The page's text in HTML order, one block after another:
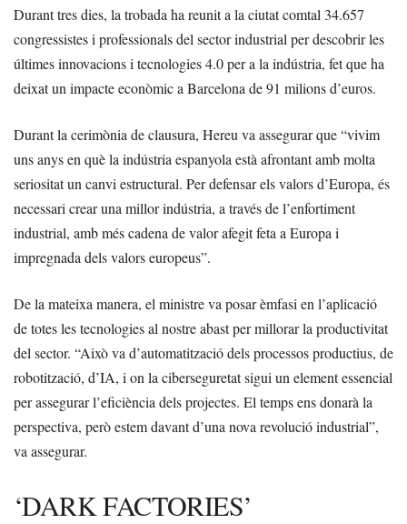
Durant tres dies, la trobada ha reunit a la ciutat comtal 34.657
congressistes i professionals del sector industrial per descobrir les
últimes innovacions i tecnologies 4.0 per a la indústria, fet que ha
deixat un impacte econòmic a Barcelona de 91 milions d’euros.
Durant la cerimònia de clausura, Hereu va assegurar que “vivim
uns anys en què la indústria espanyola està afrontant amb molta
seriositat un canvi estructural. Per defensar els valors d’Europa, és
necessari crear una millor indústria, a través de l’enfortiment
industrial, amb més cadena de valor afegit feta a Europa i
impregnada dels valors europeus”.
De la mateixa manera, el ministre va posar èmfasi en l’aplicació
de totes les tecnologies al nostre abast per millorar la productivitat
del sector. “Això va d’automatització dels processos productius, de
robotització, d’IA, i on la ciberseguretat sigui un element essencial
per assegurar l’eficiència dels projectes. El temps ens donarà la
perspectiva, però estem davant d’una nova revolució industrial”,
va assegurar.
‘DARK FACTORIES’